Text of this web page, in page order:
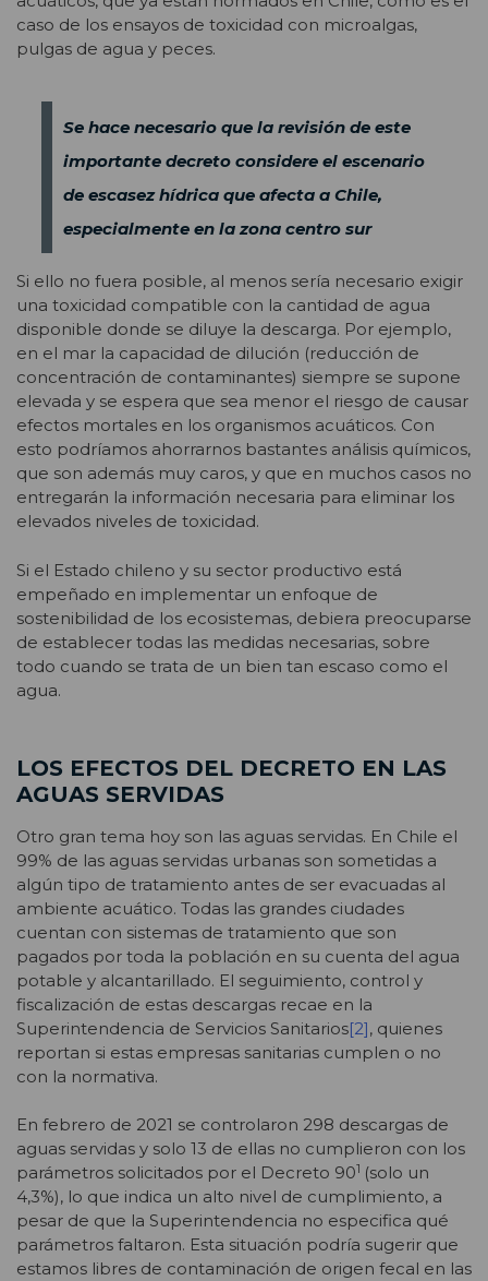
caso de los ensayos de toxicidad con microalgas,
pulgas de agua y peces.
Se hace necesario que la revisión de este
importante decreto considere el escenario
de escasez hídrica que afecta a Chile,
especialmente en la zona centro sur
Si ello no fuera posible, al menos sería necesario exigir
una toxicidad compatible con la cantidad de agua
disponible donde se diluye la descarga. Por ejemplo,
en el mar la capacidad de dilución (reducción de
concentración de contaminantes) siempre se supone
elevada y se espera que sea menor el riesgo de causar
efectos mortales en los organismos acuáticos. Con
esto podríamos ahorrarnos bastantes análisis químicos,
que son además muy caros, y que en muchos casos no
entregarán la información necesaria para eliminar los
elevados niveles de toxicidad.
Si el Estado chileno y su sector productivo está
empeñado en implementar un enfoque de
sostenibilidad de los ecosistemas, debiera preocuparse
de establecer todas las medidas necesarias, sobre
todo cuando se trata de un bien tan escaso como el
agua.
LOS EFECTOS DEL DECRETO EN LAS
AGUAS SERVIDAS
Otro gran tema hoy son las aguas servidas. En Chile el
99% de las aguas servidas urbanas son sometidas a
algún tipo de tratamiento antes de ser evacuadas al
ambiente acuático. Todas las grandes ciudades
cuentan con sistemas de tratamiento que son
pagados por toda la población en su cuenta del agua
potable y alcantarillado. El seguimiento, control y
fiscalización de estas descargas recae en la
Superintendencia de Servicios Sanitarios[2], quienes
reportan si estas empresas sanitarias cumplen o no
con la normativa.
En febrero de 2021 se controlaron 298 descargas de
aguas servidas y solo 13 de ellas no cumplieron con los
parámetros solicitados por el Decreto 901 (solo un
4,3%), lo que indica un alto nivel de cumplimiento, a
pesar de que la Superintendencia no especifica qué
parámetros faltaron. Esta situación podría sugerir que
estamos libres de contaminación de origen fecal en las